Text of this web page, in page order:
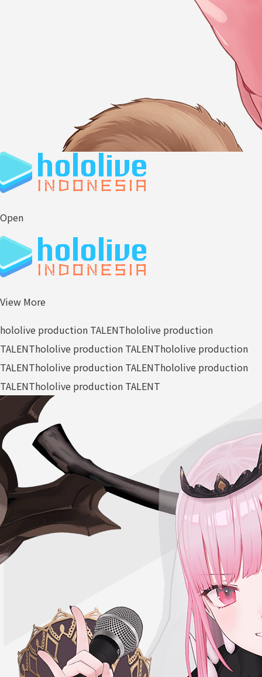
Open
View More
hololive production TALENThololive production
TALENThololive production TALENThololive production
TALENThololive production TALENThololive production
TALENThololive production TALENT